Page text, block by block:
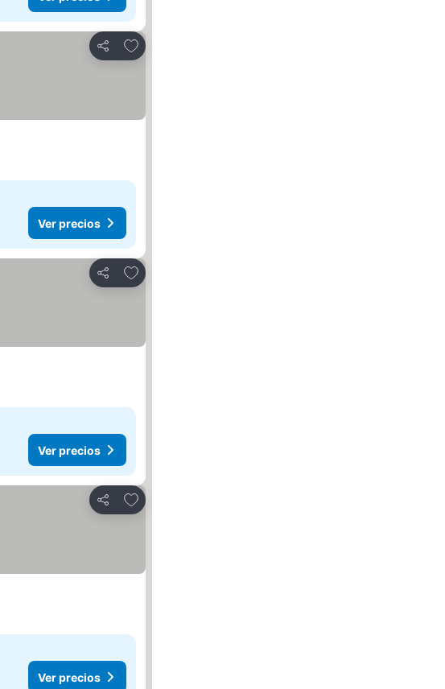
Compartir
Agregar a favoritos
Ver precios
Compartir
Agregar a favoritos
Ver precios
Compartir
Agregar a favoritos
Ver precios